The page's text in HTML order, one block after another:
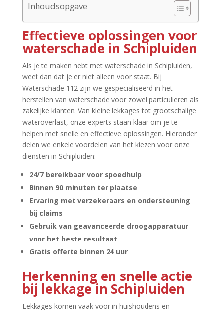
Inhoudsopgave
Effectieve oplossingen voor
waterschade in Schipluiden
Als je te maken hebt met waterschade in Schipluiden,
weet dan dat je er niet alleen voor staat.​ Bij
Waterschade 112 zijn we gespecialiseerd in het
herstellen van waterschade voor zowel particulieren als
zakelijke klanten.​ Van kleine lekkages tot grootschalige
wateroverlast, onze experts staan klaar om je te
helpen met snelle en effectieve oplossingen.​ Hieronder
delen we enkele voordelen van het kiezen voor onze
diensten in Schipluiden:
24/7 bereikbaar voor spoedhulp
Binnen 90 minuten ter plaatse
Ervaring met verzekeraars en ondersteuning
bij claims
Gebruik van geavanceerde droogapparatuur
voor het beste resultaat
Gratis offerte binnen 24 uur
Herkenning en snelle actie
bij lekkage in Schipluiden
Lekkages komen vaak voor in huishoudens en